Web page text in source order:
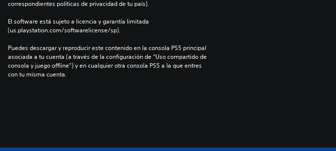
correspondientes políticas de privacidad de tu país).
El software está sujeto a licencia y garantía limitada
(us.playstation.com/softwarelicense/sp).
Puedes descargar y reproducir este contenido en la consola PS5 principal
asociada a tu cuenta (a través de la configuración de “Uso compartido de
consola y juego offline”) y en cualquier otra consola PS5 a la que entres
con tu misma cuenta.